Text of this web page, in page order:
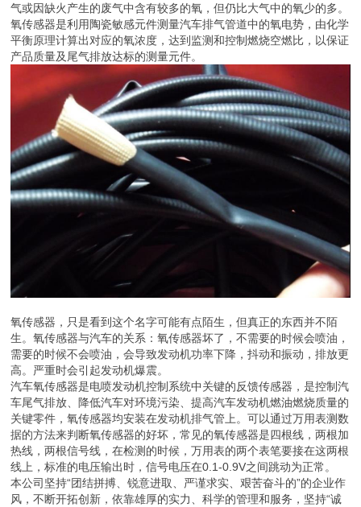
气或因缺火产生的废气中含有较多的氧，但仍比大气中的氧少的多。
氧传感器是利用陶瓷敏感元件测量汽车排气管道中的氧电势，由化学
平衡原理计算出对应的氧浓度，达到监测和控制燃烧空燃比，以保证
产品质量及尾气排放达标的测量元件。
氧传感器，只是看到这个名字可能有点陌生，但真正的东西并不陌
生。氧传感器与汽车的关系：氧传感器坏了，不需要的时候会喷油，
需要的时候不会喷油，会导致发动机功率下降，抖动和振动，排放更
高。严重时会引起发动机爆震。
汽车氧传感器是电喷发动机控制系统中关键的反馈传感器，是控制汽
车尾气排放、降低汽车对环境污染、提高汽车发动机燃油燃烧质量的
关键零件，氧传感器均安装在发动机排气管上。可以通过万用表测数
据的方法来判断氧传感器的好坏，常见的氧传感器是四根线，两根加
热线，两根信号线，在检测的时候，万用表的两个表笔要接在这两根
线上，标准的电压输出时，信号电压在0.1-0.9V之间跳动为正常。
本公司坚持“团结拼搏、锐意进取、严谨求实、艰苦奋斗的”的企业作
风，不断开拓创新，依靠雄厚的实力、科学的管理和服务，坚持“诚